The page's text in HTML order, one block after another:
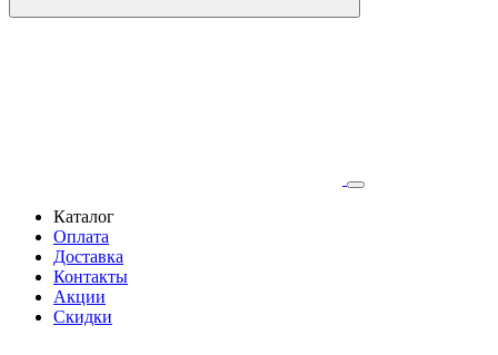
Каталог
Оплата
Доставка
Контакты
Акции
Скидки